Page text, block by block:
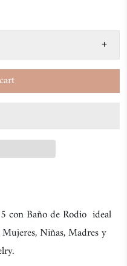
+
con Baño de Rodio ideal
Niñas, Madres y